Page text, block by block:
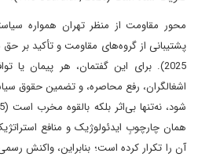
محور مقاومت از منظر تهران همواره
2025). برای این گفتمان، هر پیمان
اشغالگران، رفع محاصره، و تضمین حقوق
همان چارچوبِ ایدئولوژیک و منافع
آن را تکرار کرده است؛ بنابراین، واکنش